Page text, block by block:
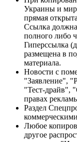
Украины и
прямая
Ссылка
полного либо
Гиперссылка
размещена в
материала.
Новости с
"Заявление",
"Тест-драйв",
правах
Раздел
Любое
другое